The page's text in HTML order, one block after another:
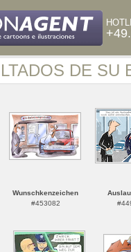
DE SU
Wunschkenzeichen
#453082